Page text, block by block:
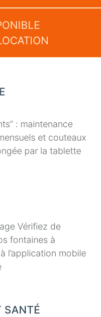
: maintenance
et couteaux
par la tablette
Vérifiez de
fontaines à
l’application mobile
SANTÉ